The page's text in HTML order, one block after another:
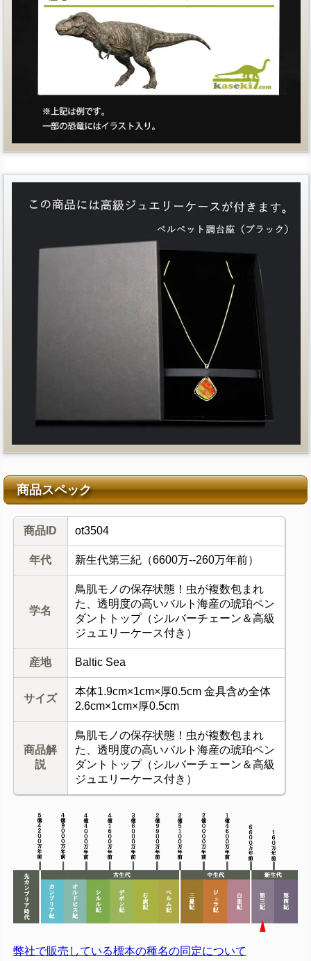
商品スペック
商品ID ot3504
年代 新生代第三紀（6600万--260万年前）
学名
鳥肌モノの保存状態！虫が複数包まれ
た、透明度の高いバルト海産の琥珀ペン
ダントトップ（シルバーチェーン＆高級
ジュエリーケース付き）
産地 Baltic Sea
サイズ
本体1.9cm×1cm×厚0.5cm 金具含め全体
2.6cm×1cm×厚0.5cm
商品解
説
鳥肌モノの保存状態！虫が複数包まれ
た、透明度の高いバルト海産の琥珀ペン
ダントトップ（シルバーチェーン＆高級
ジュエリーケース付き）
弊社で販売している標本の種名の同定について